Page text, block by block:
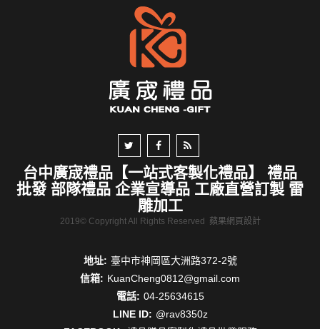
台中廣宬禮品【一站式客製化禮品】 禮品
批發 部隊禮品 企業宣導品 工廠直營訂製 雷
雕加工
2019© Copyright All Rights Reserved 蘋果網頁設計
地址: 臺中市神岡區大洲路372-2號
信箱: KuanCheng0812@gmail.com
電話: 04-25634615
LINE ID: @rav8350z